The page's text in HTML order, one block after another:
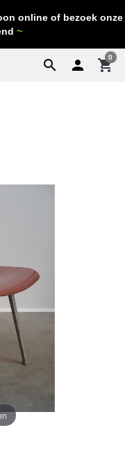
online of bezoek onze
~
search  shopping_cart
0